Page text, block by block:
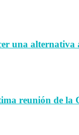
una alternativa
reunión de